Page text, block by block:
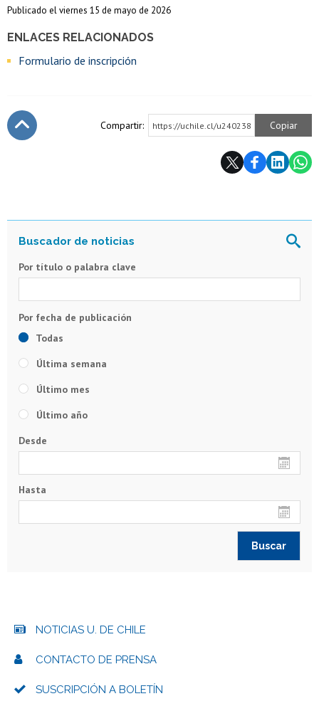
ENLACES RELACIONADOS
Formulario de inscripción
Publicado el viernes 15 de mayo de 2026
Compartir: https://uchile.cl/u240238 Copiar
Por título o palabra clave
Todas
Última semana
Último mes
Último año
Desde
Hasta
NOTICIAS U. DE CHILE
CONTACTO DE PRENSA
SUSCRIPCIÓN A BOLETÍN